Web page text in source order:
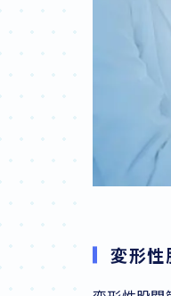
変形性